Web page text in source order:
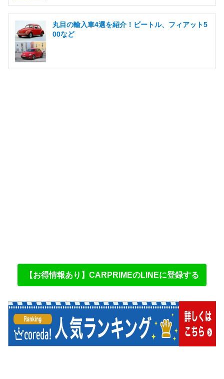
丸目の輸入車4選を紹介！ビートル、フィアット5
00など
【お得情報あり】CARPRIMEのLINEに登録する